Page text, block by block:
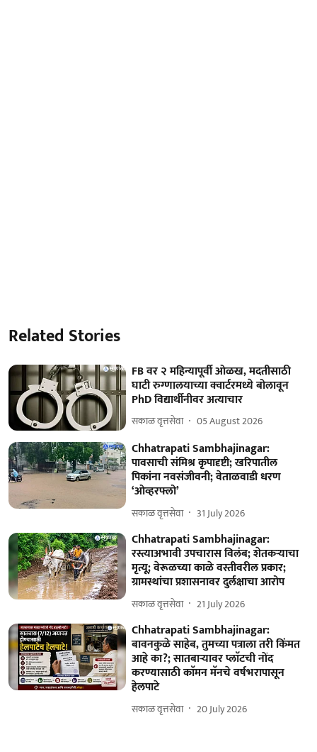
Related Stories
FB वर २ महिन्यापूर्वी ओळख, मदतीसाठी
घाटी रुग्णालयाच्या क्वार्टरमध्ये बोलावून
PhD विद्यार्थीनीवर अत्याचार
सकाळ वृत्तसेवा 05 August 2026
Chhatrapati Sambhajinagar:
पावसाची संमिश्र कृपादृष्टी; खरिपातील
पिकांना नवसंजीवनी; वेताळवाडी धरण
‘ओव्हरफ्लो’
सकाळ वृत्तसेवा 31 July 2026
Chhatrapati Sambhajinagar:
रस्त्याअभावी उपचारास विलंब; शेतकऱ्याचा
मृत्यू; वेरूळच्या काळे वस्तीवरील प्रकार;
ग्रामस्थांचा प्रशासनावर दुर्लक्षाचा आरोप
सकाळ वृत्तसेवा 21 July 2026
Chhatrapati Sambhajinagar:
बावनकुळे साहेब, तुमच्या पत्राला तरी किंमत
आहे का?; सातबाऱ्यावर प्लाॅटची नोंद
करण्यासाठी काॅमन मॅनचे वर्षभरापासून
हेलपाटे
सकाळ वृत्तसेवा 20 July 2026